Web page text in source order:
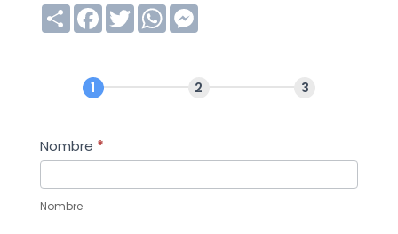
S
h
a
F
a
c
o
o
T
w
e
W
h
a
A
M
n
g
Nombre *
Nombre